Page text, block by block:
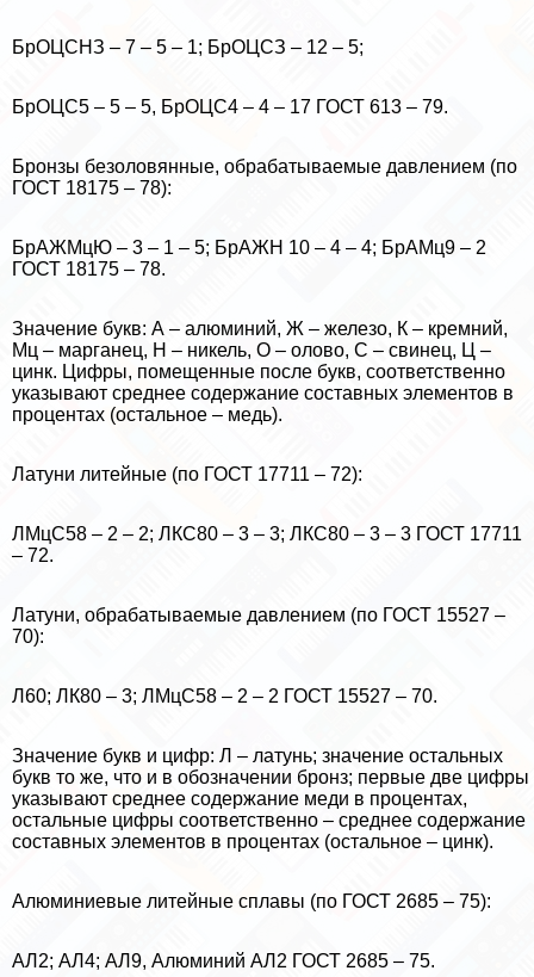
БрОЦСНЗ – 7 – 5 – 1; БрОЦСЗ – 12 – 5;
БрОЦС5 – 5 – 5, БрОЦС4 – 4 – 17 ГОСТ 613 – 79.
Бронзы безоловянные, обpaбатываемые давлением (по
ГОСТ 18175 – 78):
БрАЖМцЮ – 3 – 1 – 5; БрАЖН 10 – 4 – 4; БрАМц9 – 2
ГОСТ 18175 – 78.
Значение букв: А – алюминий, Ж – железо, К – кремний,
Мц – марганец, Н – никель, О – олово, С – свинец, Ц –
цинк. Цифры, помещенные после букв, соответственно
указывают среднее содержание составных элементов в
процентах (остальное – медь).
Латуни литейные (по ГОСТ 17711 – 72):
ЛМцС58 – 2 – 2; ЛКС80 – 3 – 3; ЛКС80 – 3 – 3 ГОСТ 17711
– 72.
Латуни, обpaбатываемые давлением (по ГОСТ 15527 –
70):
Л60; ЛК80 – 3; ЛМцС58 – 2 – 2 ГОСТ 15527 – 70.
Значение букв и цифр: Л – латунь; значение остальных
букв то же, что и в обозначении бронз; первые две цифры
указывают среднее содержание меди в процентах,
остальные цифры соответственно – среднее содержание
составных элементов в процентах (остальное – цинк).
Алюминиевые литейные сплавы (по ГОСТ 2685 – 75):
АЛ2; АЛ4; АЛ9, Алюминий АЛ2 ГОСТ 2685 – 75.